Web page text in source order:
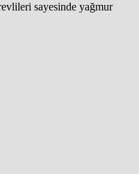
sayesinde yağmur